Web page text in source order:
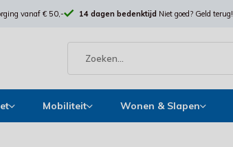
vanaf € 50,- 14 dagen bedenktijd Niet goed? Geld terug!
Mobiliteit Wonen & Slapen